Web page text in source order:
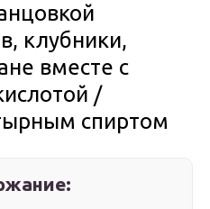
клубники,
вместе с
/
спиртом